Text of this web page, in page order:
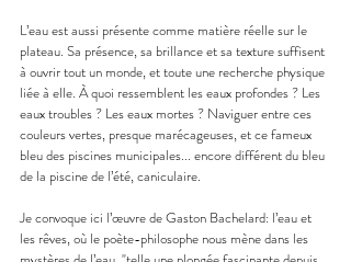
L’eau est aussi présente comme matière réelle sur le
plateau. Sa présence, sa brillance et sa texture suffisent
à ouvrir tout un monde, et toute une recherche physique
liée à elle. À quoi ressemblent les eaux profondes ? Les
eaux troubles ? Les eaux mortes ? Naviguer entre ces
couleurs vertes, presque marécageuses, et ce fameux
bleu des piscines municipales... encore différent du bleu
de la piscine de l’été, caniculaire.
Je convoque ici l’œuvre de Gaston Bachelard: l’eau et
les rêves, où le poète-philosophe nous mène dans les